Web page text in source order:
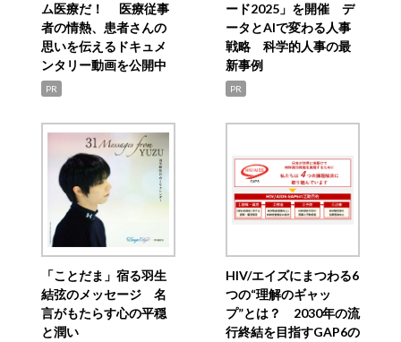
ム医療だ！ 医療従事
者の情熱、患者さんの
思いを伝えるドキュメ
ンタリー動画を公開中
PR
ード2025」を開催 デ
ータとAIで変わる人事
戦略 科学的人事の最
新事例
PR
「ことだま」宿る羽生
結弦のメッセージ 名
言がもたらす心の平穏
と潤い
HIV/エイズにまつわる6
つの“理解のギャッ
プ”とは？ 2030年の流
行終結を目指すGAP6の